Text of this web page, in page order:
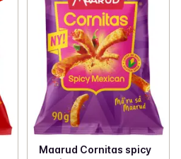
Maarud Cornitas spicy